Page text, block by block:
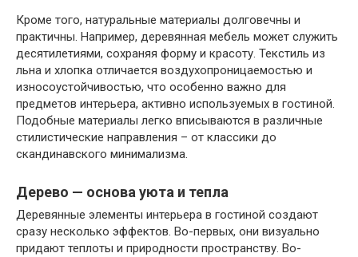
Кроме того, натуральные материалы долговечны и
практичны. Например, деревянная мебель может служить
десятилетиями, сохраняя форму и красоту. Текстиль из
льна и хлопка отличается воздухопроницаемостью и
износоустойчивостью, что особенно важно для
предметов интерьера, активно используемых в гостиной.
Подобные материалы легко вписываются в различные
стилистические направления – от классики до
скандинавского минимализма.
Дерево — основа уюта и тепла
Деревянные элементы интерьера в гостиной создают
сразу несколько эффектов. Во-первых, они визуально
придают теплоты и природности пространству. Во-